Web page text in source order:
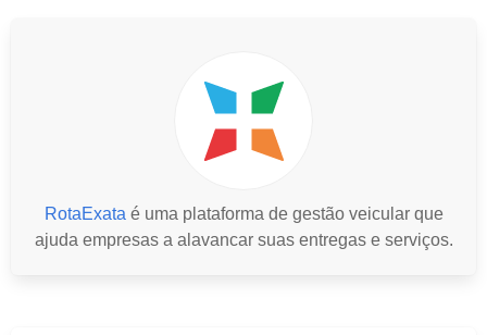
RotaExata é uma plataforma de gestão veicular que
ajuda empresas a alavancar suas entregas e serviços.